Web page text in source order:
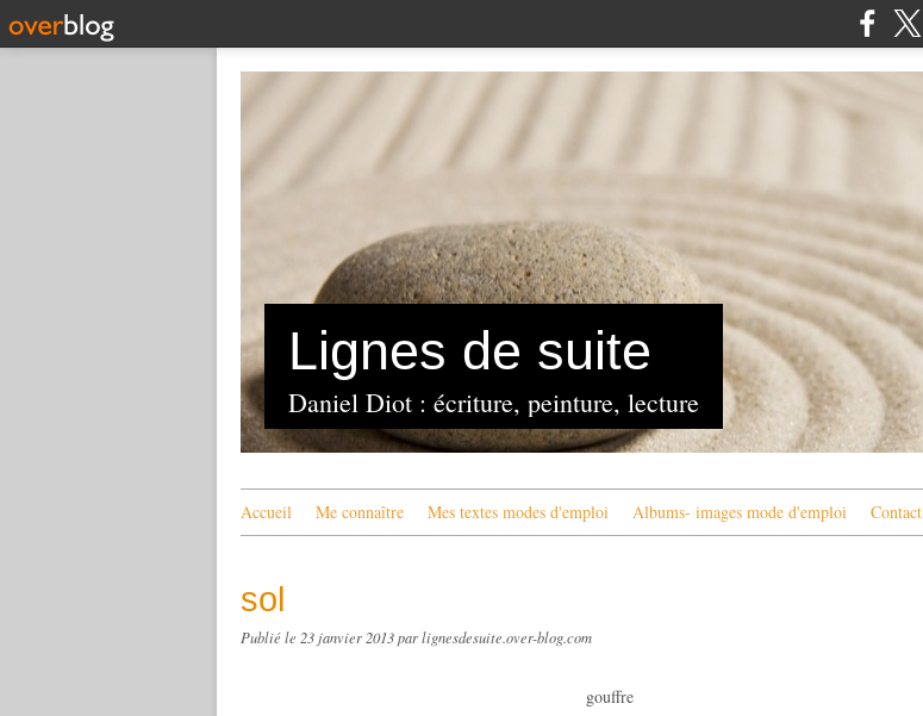
Lignes de suite
Daniel Diot : écriture, peinture, lecture
Accueil Me connaître Mes textes modes d'emploi Albums- images mode d'emploi Contact
sol
Publié le 23 janvier 2013par lignesdesuite.over-blog.com
gouffre